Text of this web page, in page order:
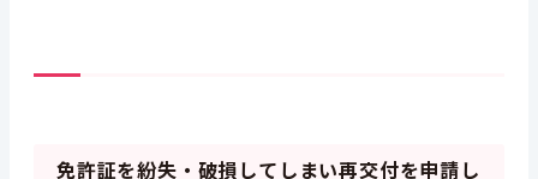
免許証を紛失・破損してしまい再交付を申請し